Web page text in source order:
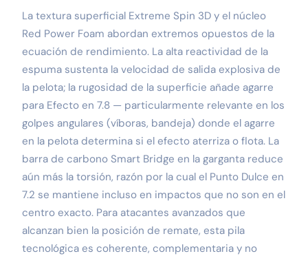
La textura superficial Extreme Spin 3D y el núcleo
Red Power Foam abordan extremos opuestos de la
ecuación de rendimiento. La alta reactividad de la
espuma sustenta la velocidad de salida explosiva de
la pelota; la rugosidad de la superficie añade agarre
para Efecto en 7.8 — particularmente relevante en los
golpes angulares (víboras, bandeja) donde el agarre
en la pelota determina si el efecto aterriza o flota. La
barra de carbono Smart Bridge en la garganta reduce
aún más la torsión, razón por la cual el Punto Dulce en
7.2 se mantiene incluso en impactos que no son en el
centro exacto. Para atacantes avanzados que
alcanzan bien la posición de remate, esta pila
tecnológica es coherente, complementaria y no